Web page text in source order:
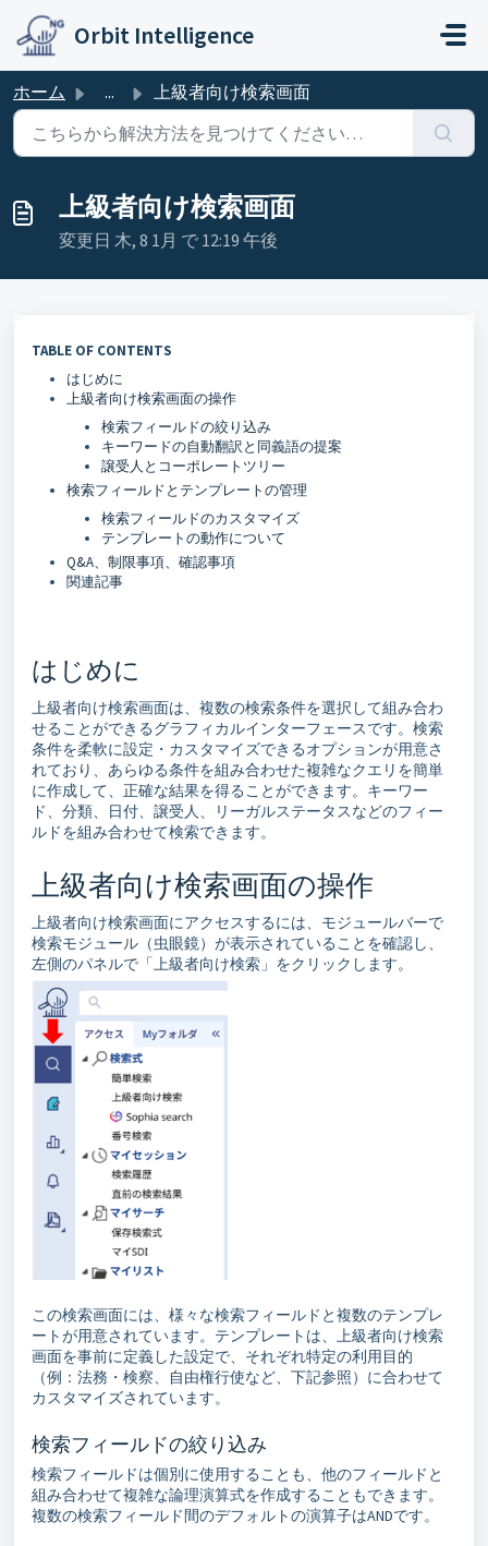
メインコンテンツに移動
Orbit Intelligence
ホーム ... 上級者向け検索画面
上級者向け検索画面
変更日 木, 8 1月 で 12:19 午後
TABLE OF CONTENTS
はじめに
上級者向け検索画面の操作
検索フィールドの絞り込み
キーワードの自動翻訳と同義語の提案
譲受人とコーポレートツリー
検索フィールドとテンプレートの管理
検索フィールドのカスタマイズ
テンプレートの動作について
Q&A、制限事項、確認事項
関連記事
はじめに
上級者向け検索画面は、複数の検索条件を選択して組み合わ
せることができるグラフィカルインターフェースです。検索
条件を柔軟に設定・カスタマイズできるオプションが用意さ
れており、あらゆる条件を組み合わせた複雑なクエリを簡単
に作成して、正確な結果を得ることができます。キーワー
ド、分類、日付、譲受人、リーガルステータスなどのフィー
ルドを組み合わせて検索できます。
上級者向け検索画面の操作
上級者向け検索画面にアクセスするには、モジュールバーで
検索モジュール（虫眼鏡）が表示されていることを確認し、
左側のパネルで「上級者向け検索」をクリックします。
この検索画面には、様々な検索フィールドと複数のテンプレ
ートが用意されています。テンプレートは、上級者向け検索
画面を事前に定義した設定で、それぞれ特定の利用目的
（例：法務・検察、自由権行使など、下記参照）に合わせて
カスタマイズされています。
検索フィールドの絞り込み
検索フィールドは個別に使用することも、他のフィールドと
組み合わせて複雑な論理演算式を作成することもできます。
複数の検索フィールド間のデフォルトの演算子はANDです。